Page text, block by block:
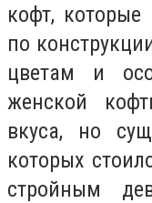
кофт, которые
по
цветам и
женской
вкуса, но
которых
стройным